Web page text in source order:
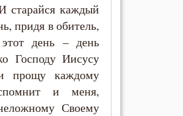
старайся каждый
придя в обитель,
день – день
Господу Иисусу
прощу каждому
и меня,
Своему